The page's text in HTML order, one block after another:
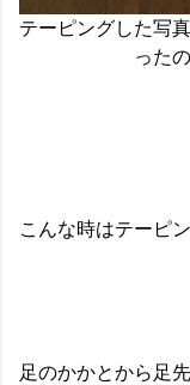
テーピングした写
った
こんな時はテーピ
足のかかとから足